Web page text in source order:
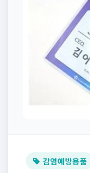
감염예방용품